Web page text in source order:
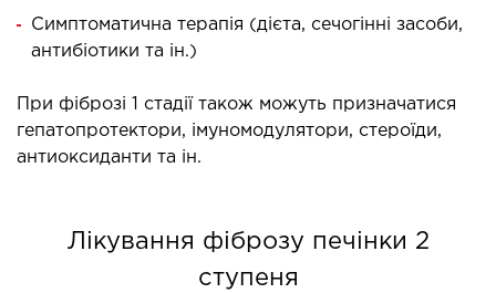
Симптоматична терапія (дієта, сечогінні засоби,
антибіотики та ін.)
При фіброзі 1 стадії також можуть призначатися
гепатопротектори, імуномодулятори, стероїди,
антиоксиданти та ін.
Лікування фіброзу печінки 2
ступеня